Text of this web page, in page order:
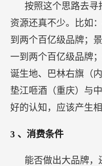
按照这个思路去寻
资源还真不少。比如
到两个百亿级品牌；
一到两个百亿级品牌
诞生地、巴林右旗（
垫江咂酒（重庆）与
好的认知，应该产生
3 、消费条件
能否做出大品牌，